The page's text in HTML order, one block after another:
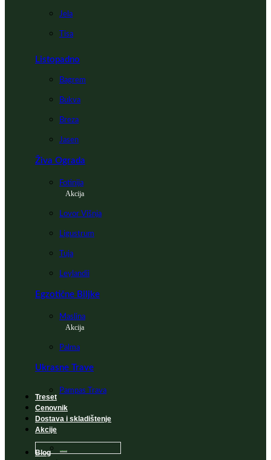
Jela
Tisa
Listopadno
Bagrem
Bukva
Breza
Jasen
Živa Ograda
Fotinija
Akcija
Lovor Višnja
Ligustrum
Tuja
Leylandii
Egzotične Biljke
Maslina
Akcija
Palma
Ukrasne Trave
Pampas Trava
Treset
Cenovnik
Dostava i skladištenje
Akcije
Blog